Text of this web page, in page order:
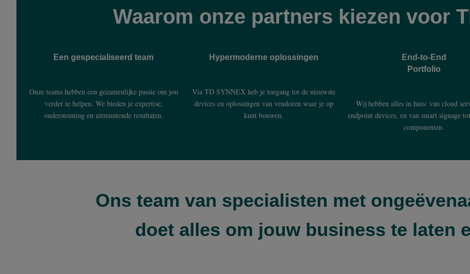
Waarom onze partners kiezen voor
Een gespecialiseerd team
Onze teams hebben een gezamenlijke passie om jou
verder te helpen. We bieden je expertise,
ondersteuning en uitmuntende resultaten.
Hypermoderne oplossingen
Via TD SYNNEX heb je toegang tot de nieuwste
devices en oplossingen van vendoren waar je op
kunt bouwen.
End-to-End
Portfolio
Wij hebben alles in huis: van cloud
endpoint devices, en van smart signage
componenten.
Ons team van specialisten met
doet alles om jouw business te laten